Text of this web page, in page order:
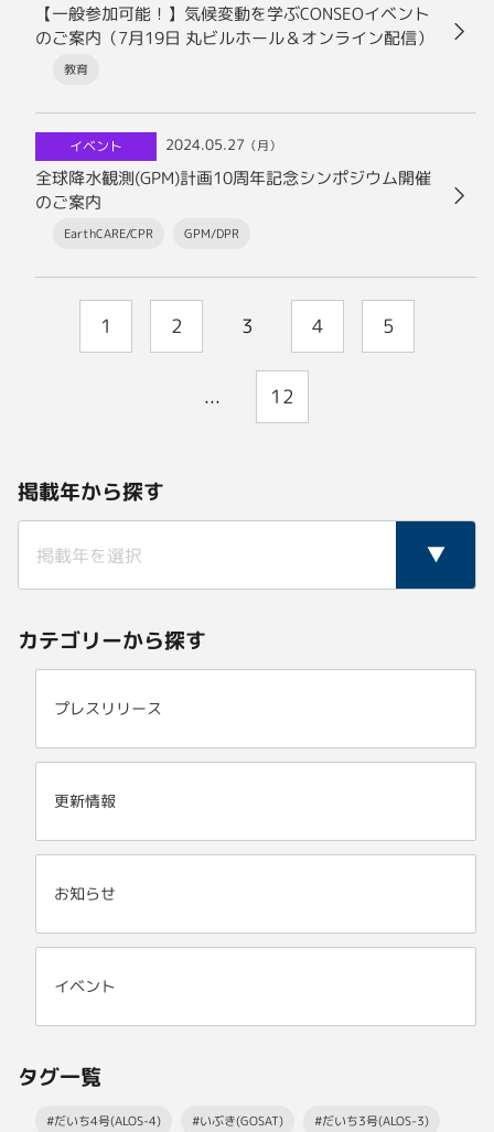
【一般参加可能！】気候変動を学ぶCONSEOイベント
のご案内（7月19日 丸ビルホール＆オンライン配信）
教育
イベント 2024.05.27 （月）
全球降水観測(GPM)計画10周年記念シンポジウム開催
のご案内
EarthCARE/CPR GPM/DPR
1 2 3 4 5
... 12
掲載年から探す
カテゴリーから探す
プレスリリース
更新情報
お知らせ
イベント
タグ一覧
#だいち4号(ALOS-4) #いぶき(GOSAT) #だいち3号(ALOS-3)